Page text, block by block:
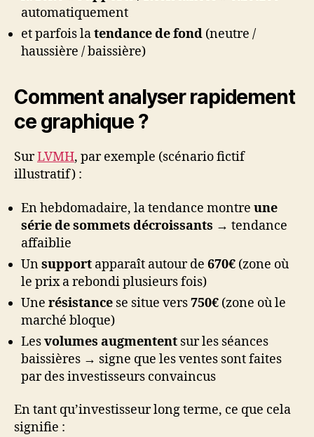
automatiquement
et parfois latendance de fond (neutre /
haussière / baissière)
Comment analyser rapidement
ce graphique ?
SurLVMH, par exemple (scénario fictif
illustratif) :
En hebdomadaire, la tendance montre une
série de sommets décroissants → tendance
affaiblie
Unsupport apparaît autour de 670€ (zone où
le prix a rebondi plusieurs fois)
Une résistance se situe vers750€ (zone où le
marché bloque)
Lesvolumes augmentent sur les séances
baissières → signe que les ventes sont faites
par des investisseurs convaincus
En tant qu’investisseur long terme, ce que cela
signifie :